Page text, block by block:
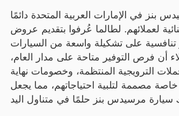
بنز في الإمارات العربية المتحدة دائمًا
لعملائهم. لطالما عُرفوا بتقديم عروض
تنافسية على تشكيلة واسعة من السيارات
أن فرص التوفير متاحة على مدار العام،
الترويجية المنتظمة، وخصومات نهاية
مصممة لتلبية احتياجاتهم، مما يجعل